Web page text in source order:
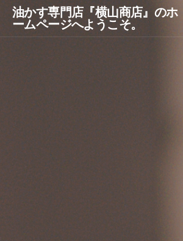
油かす専門店『横山商店』のホ
ームページへようこそ。